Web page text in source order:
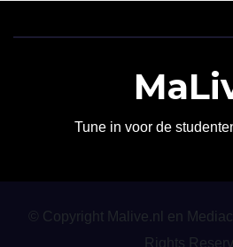
Tune in voor de
© Copyright Malive.nl en
Rights